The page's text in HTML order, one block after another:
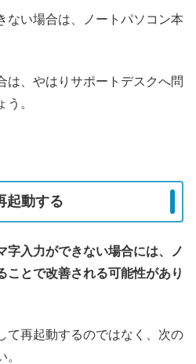
ない場合は、ノートパソコン本
は、やはりサポートデスクへ問
。
起動する
字入力ができない場合には、ノ
ことで改善される可能性があり
て再起動するのではなく、次の